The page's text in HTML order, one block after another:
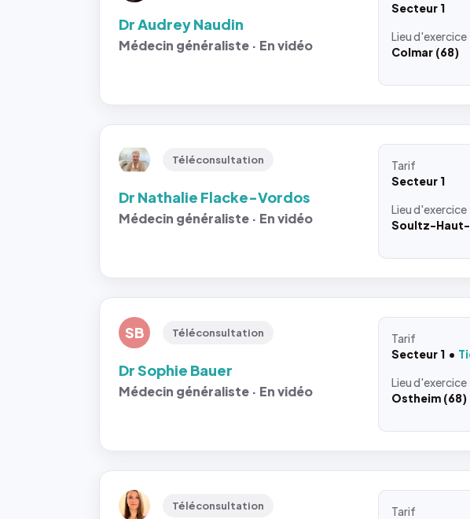
Dr Audrey Naudin
Médecin généraliste · En vidéo
Secteur 1
Lieud'exercice
Colmar (68)
Téléconsultation
Dr Nathalie Flacke-Vordos
Médecin généraliste · En vidéo
Tarif
Secteur 1
Lieud'exercice
Soultz-Haut-
SB Téléconsultation
Dr Sophie Bauer
Médecin généraliste · En vidéo
Tarif
Secteur 1
Lieud'exercice
Ostheim (68)
Téléconsultation
Tarif